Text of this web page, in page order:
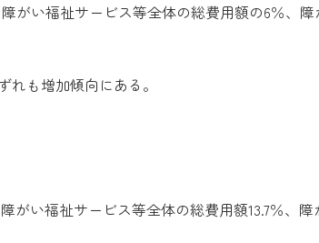
がい福祉サービス等全体の総費用額の6％、
も増加傾向にある。
がい福祉サービス等全体の総費用額13.7％、